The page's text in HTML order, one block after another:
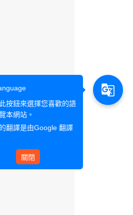
按鈕來選擇您喜歡的語
本網站。
翻譯是由Google 翻譯
關閉
g_translate